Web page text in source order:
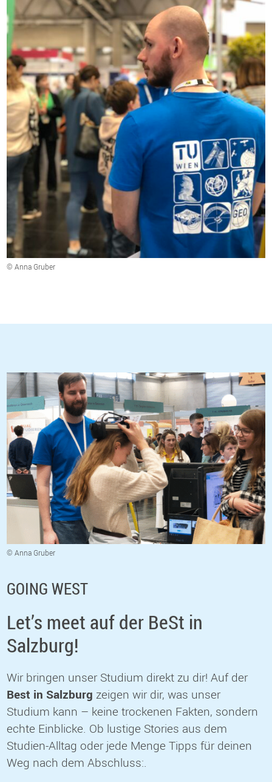
© Anna Gruber
© Anna Gruber
GOING WEST
Let’s meet auf der BeSt in
Salzburg!
Wir bringen unser Studium direkt zu dir! Auf der
Best in Salzburg zeigen wir dir, was unser
Studium kann – keine trockenen Fakten, sondern
echte Einblicke. Ob lustige Stories aus dem
Studien-Alltag oder jede Menge Tipps für deinen
Weg nach dem Abschluss:.